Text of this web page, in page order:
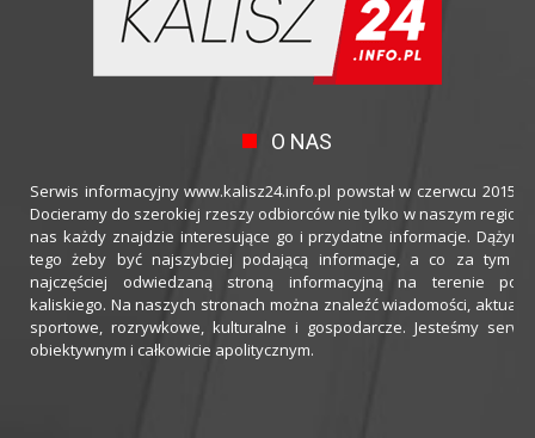
O NAS
Serwis informacyjny www.kalisz24.info.pl powstał w czerwcu 2015
Docieramy do szerokiej rzeszy odbiorców nie tylko w naszym
nas każdy znajdzie interesujące go i przydatne informacje.
tego żeby być najszybciej podającą informacje, a co za tym
najczęściej odwiedzaną stroną informacyjną na terenie
kaliskiego. Na naszych stronach można znaleźć wiadomości,
sportowe, rozrywkowe, kulturalne i gospodarcze. Jesteśmy
obiektywnym i całkowicie apolitycznym.